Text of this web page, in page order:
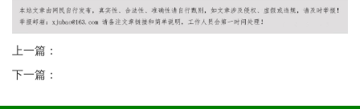
上一篇：
下一篇：